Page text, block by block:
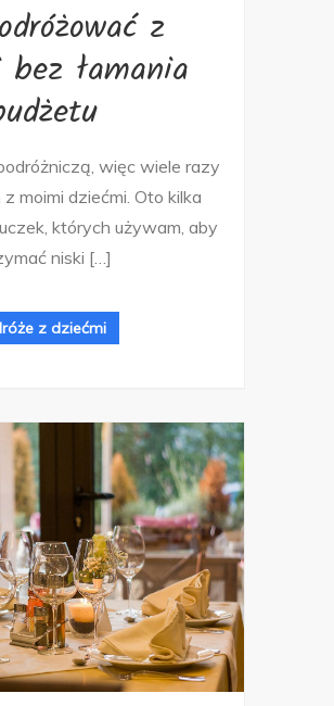
z
łamania
więc wiele razy
moimi dziećmi. Oto kilka
których używam, aby
niski […]
z dziećmi